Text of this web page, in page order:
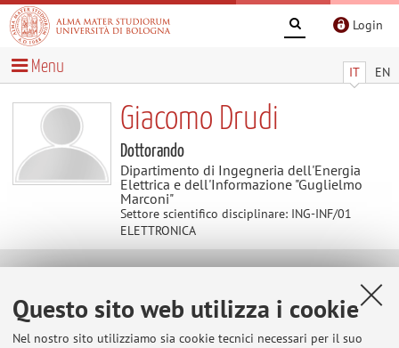
Questo sito web utilizza i cookie
Nel nostro sito utilizziamo sia cookie tecnici necessari per il suo
Login
IT EN
Menu
Giacomo Drudi
Dottorando
Dipartimento di Ingegneria dell'Energia
Elettrica e dell'Informazione "Guglielmo
Marconi"
Settore scientifico disciplinare: ING-INF/01
ELETTRONICA
E-mail: giacomo.drudi4@unibo.it